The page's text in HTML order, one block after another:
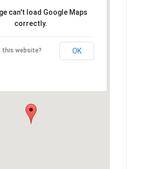
can't load Google Maps
correctly.
this website? OK